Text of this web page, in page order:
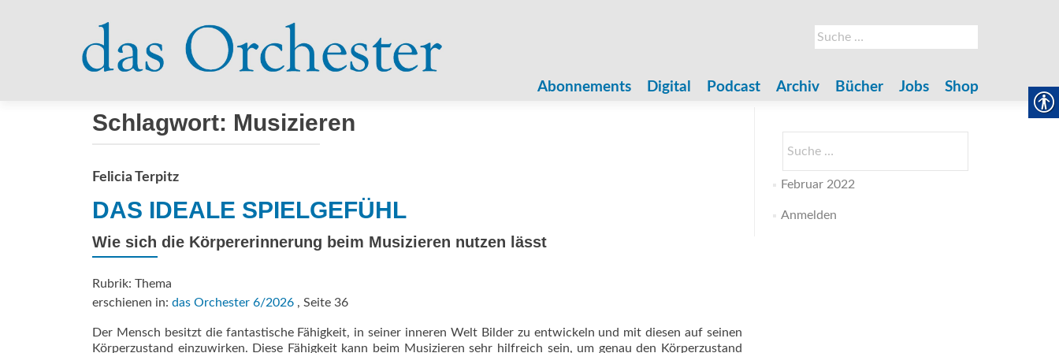
Suche
nach:
Abonnements Digital Podcast Archiv Bücher Jobs Shop
Schlagwort: Musizieren
Felicia Terpitz
DAS IDEALE ­SPIELGEFÜHL
Wie sich die Körpererinnerung beim Musizieren nutzen lässt
Rubrik: Thema
erschienen in: das Orchester 6/2026 , Seite 36
Der Mensch besitzt die fantastische Fähigkeit, in seiner inneren Welt Bilder zu entwickeln und mit diesen auf seinen
Körperzustand ­einzuwirken. Diese Fähigkeit kann beim Musizieren sehr hilfreich sein, um genau den Körperzustand
nach:
Februar 2022
Anmelden